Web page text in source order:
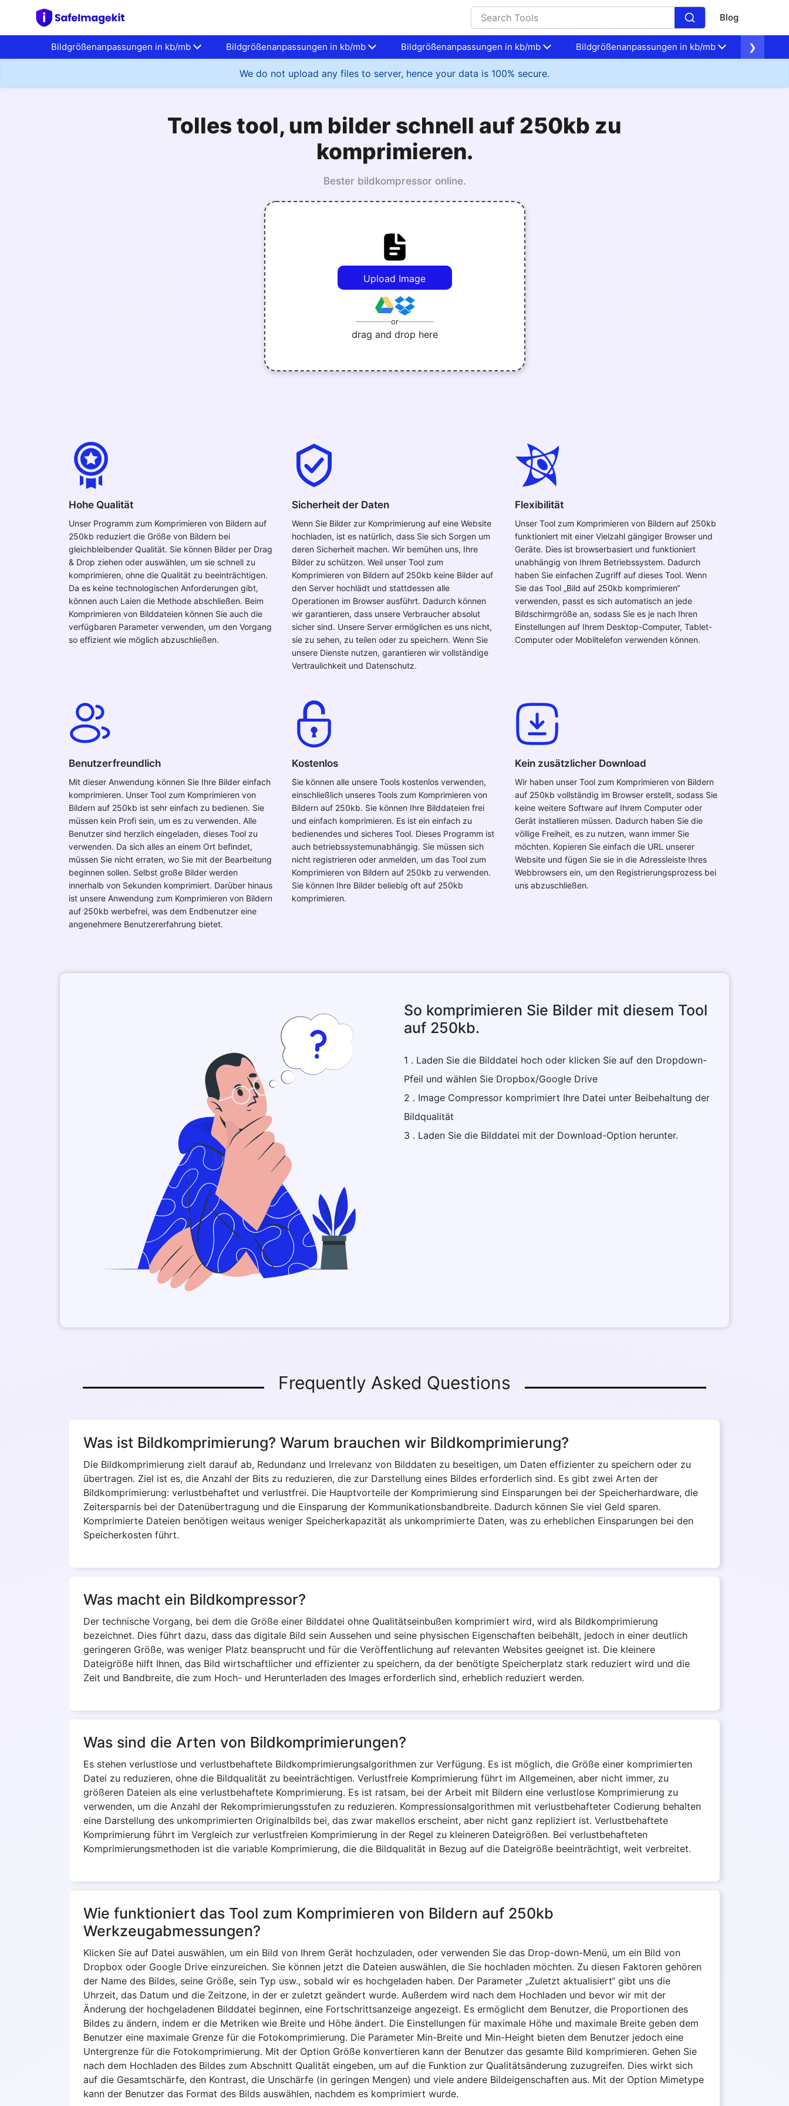
Blog
Bildgrößenanpassungen in kb/mb Bildgrößenanpassungen in kb/mb Bildgrößenanpassungen in kb/mb Bildgrößenanpassungen in kb/mb ❯
We do not upload any files to server, hence your data is 100% secure.
Tolles tool, um bilder schnell auf 250kb zu
komprimieren.
Bester bildkompressor online.
Upload Image
or
drag and drop here
Hohe Qualität
Unser Programm zum Komprimieren von Bildern auf
250kb reduziert die Größe von Bildern bei
gleichbleibender Qualität. Sie können Bilder per Drag
& Drop ziehen oder auswählen, um sie schnell zu
komprimieren, ohne die Qualität zu beeinträchtigen.
Da es keine technologischen Anforderungen gibt,
können auch Laien die Methode abschließen. Beim
Komprimieren von Bilddateien können Sie auch die
verfügbaren Parameter verwenden, um den Vorgang
so effizient wie möglich abzuschließen.
Sicherheit der Daten
Wenn Sie Bilder zur Komprimierung auf eine Website
hochladen, ist es natürlich, dass Sie sich Sorgen um
deren Sicherheit machen. Wir bemühen uns, Ihre
Bilder zu schützen. Weil unser Tool zum
Komprimieren von Bildern auf 250kb keine Bilder auf
den Server hochlädt und stattdessen alle
Operationen im Browser ausführt. Dadurch können
wir garantieren, dass unsere Verbraucher absolut
sicher sind. Unsere Server ermöglichen es uns nicht,
sie zu sehen, zu teilen oder zu speichern. Wenn Sie
unsere Dienste nutzen, garantieren wir vollständige
Vertraulichkeit und Datenschutz.
Flexibilität
Unser Tool zum Komprimieren von Bildern auf 250kb
funktioniert mit einer Vielzahl gängiger Browser und
Geräte. Dies ist browserbasiert und funktioniert
unabhängig von Ihrem Betriebssystem. Dadurch
haben Sie einfachen Zugriff auf dieses Tool. Wenn
Sie das Tool „Bild auf 250kb komprimieren“
verwenden, passt es sich automatisch an jede
Bildschirmgröße an, sodass Sie es je nach Ihren
Einstellungen auf Ihrem Desktop-Computer, Tablet-
Computer oder Mobiltelefon verwenden können.
Benutzerfreundlich
Mit dieser Anwendung können Sie Ihre Bilder einfach
komprimieren. Unser Tool zum Komprimieren von
Bildern auf 250kb ist sehr einfach zu bedienen. Sie
müssen kein Profi sein, um es zu verwenden. Alle
Benutzer sind herzlich eingeladen, dieses Tool zu
verwenden. Da sich alles an einem Ort befindet,
müssen Sie nicht erraten, wo Sie mit der Bearbeitung
beginnen sollen. Selbst große Bilder werden
innerhalb von Sekunden komprimiert. Darüber hinaus
ist unsere Anwendung zum Komprimieren von Bildern
auf 250kb werbefrei, was dem Endbenutzer eine
angenehmere Benutzererfahrung bietet.
Kostenlos
Sie können alle unsere Tools kostenlos verwenden,
einschließlich unseres Tools zum Komprimieren von
Bildern auf 250kb. Sie können Ihre Bilddateien frei
und einfach komprimieren. Es ist ein einfach zu
bedienendes und sicheres Tool. Dieses Programm ist
auch betriebssystemunabhängig. Sie müssen sich
nicht registrieren oder anmelden, um das Tool zum
Komprimieren von Bildern auf 250kb zu verwenden.
Sie können Ihre Bilder beliebig oft auf 250kb
komprimieren.
Kein zusätzlicher Download
Wir haben unser Tool zum Komprimieren von Bildern
auf 250kb vollständig im Browser erstellt, sodass Sie
keine weitere Software auf Ihrem Computer oder
Gerät installieren müssen. Dadurch haben Sie die
völlige Freiheit, es zu nutzen, wann immer Sie
möchten. Kopieren Sie einfach die URL unserer
Website und fügen Sie sie in die Adressleiste Ihres
Webbrowsers ein, um den Registrierungsprozess bei
uns abzuschließen.
So komprimieren Sie Bilder mit diesem Tool
auf 250kb.
1 . Laden Sie die Bilddatei hoch oder klicken Sie auf den Dropdown-
Pfeil und wählen Sie Dropbox/Google Drive
2 . Image Compressor komprimiert Ihre Datei unter Beibehaltung der
Bildqualität
3 . Laden Sie die Bilddatei mit der Download-Option herunter.
Frequently Asked Questions
Was ist Bildkomprimierung? Warum brauchen wir Bildkomprimierung?
Die Bildkomprimierung zielt darauf ab, Redundanz und Irrelevanz von Bilddaten zu beseitigen, um Daten effizienter zu speichern oder zu
übertragen. Ziel ist es, die Anzahl der Bits zu reduzieren, die zur Darstellung eines Bildes erforderlich sind. Es gibt zwei Arten der
Bildkomprimierung: verlustbehaftet und verlustfrei. Die Hauptvorteile der Komprimierung sind Einsparungen bei der Speicherhardware, die
Zeitersparnis bei der Datenübertragung und die Einsparung der Kommunikationsbandbreite. Dadurch können Sie viel Geld sparen.
Komprimierte Dateien benötigen weitaus weniger Speicherkapazität als unkomprimierte Daten, was zu erheblichen Einsparungen bei den
Speicherkosten führt.
Was macht ein Bildkompressor?
Der technische Vorgang, bei dem die Größe einer Bilddatei ohne Qualitätseinbußen komprimiert wird, wird als Bildkomprimierung
bezeichnet. Dies führt dazu, dass das digitale Bild sein Aussehen und seine physischen Eigenschaften beibehält, jedoch in einer deutlich
geringeren Größe, was weniger Platz beansprucht und für die Veröffentlichung auf relevanten Websites geeignet ist. Die kleinere
Dateigröße hilft Ihnen, das Bild wirtschaftlicher und effizienter zu speichern, da der benötigte Speicherplatz stark reduziert wird und die
Zeit und Bandbreite, die zum Hoch- und Herunterladen des Images erforderlich sind, erheblich reduziert werden.
Was sind die Arten von Bildkomprimierungen?
Es stehen verlustlose und verlustbehaftete Bildkomprimierungsalgorithmen zur Verfügung. Es ist möglich, die Größe einer komprimierten
Datei zu reduzieren, ohne die Bildqualität zu beeinträchtigen. Verlustfreie Komprimierung führt im Allgemeinen, aber nicht immer, zu
größeren Dateien als eine verlustbehaftete Komprimierung. Es ist ratsam, bei der Arbeit mit Bildern eine verlustlose Komprimierung zu
verwenden, um die Anzahl der Rekomprimierungsstufen zu reduzieren. Kompressionsalgorithmen mit verlustbehafteter Codierung behalten
eine Darstellung des unkomprimierten Originalbilds bei, das zwar makellos erscheint, aber nicht ganz repliziert ist. Verlustbehaftete
Komprimierung führt im Vergleich zur verlustfreien Komprimierung in der Regel zu kleineren Dateigrößen. Bei verlustbehafteten
Komprimierungsmethoden ist die variable Komprimierung, die die Bildqualität in Bezug auf die Dateigröße beeinträchtigt, weit verbreitet.
Wie funktioniert das Tool zum Komprimieren von Bildern auf 250kb
Werkzeugabmessungen?
Klicken Sie auf Datei auswählen, um ein Bild von Ihrem Gerät hochzuladen, oder verwenden Sie das Drop-down-Menü, um ein Bild von
Dropbox oder Google Drive einzureichen. Sie können jetzt die Dateien auswählen, die Sie hochladen möchten. Zu diesen Faktoren gehören
der Name des Bildes, seine Größe, sein Typ usw., sobald wir es hochgeladen haben. Der Parameter „Zuletzt aktualisiert“ gibt uns die
Uhrzeit, das Datum und die Zeitzone, in der er zuletzt geändert wurde. Außerdem wird nach dem Hochladen und bevor wir mit der
Änderung der hochgeladenen Bilddatei beginnen, eine Fortschrittsanzeige angezeigt. Es ermöglicht dem Benutzer, die Proportionen des
Bildes zu ändern, indem er die Metriken wie Breite und Höhe ändert. Die Einstellungen für maximale Höhe und maximale Breite geben dem
Benutzer eine maximale Grenze für die Fotokomprimierung. Die Parameter Min-Breite und Min-Height bieten dem Benutzer jedoch eine
Untergrenze für die Fotokomprimierung. Mit der Option Größe konvertieren kann der Benutzer das gesamte Bild komprimieren. Gehen Sie
nach dem Hochladen des Bildes zum Abschnitt Qualität eingeben, um auf die Funktion zur Qualitätsänderung zuzugreifen. Dies wirkt sich
auf die Gesamtschärfe, den Kontrast, die Unschärfe (in geringen Mengen) und viele andere Bildeigenschaften aus. Mit der Option Mimetype
kann der Benutzer das Format des Bilds auswählen, nachdem es komprimiert wurde.